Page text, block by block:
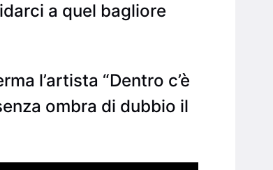
a quel bagliore
l’artista “Dentro c’è
ombra di dubbio il